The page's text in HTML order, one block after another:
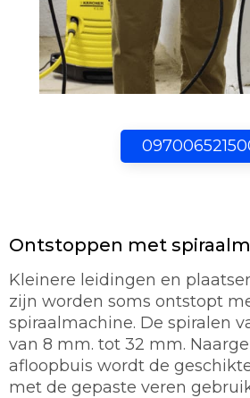
Ontstoppen met
Kleinere leidingen en
zijn worden soms ontstopt
spiraalmachine. De spiralen
van 8 mm. tot 32 mm.
afloopbuis wordt de
met de gepaste veren